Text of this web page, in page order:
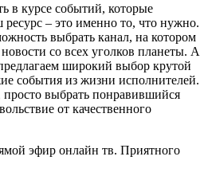
в курсе событий, которые
– это именно то, что нужно.
выбрать канал, на котором
со всех уголков планеты. А
широкий выбор крутой
события из жизни исполнителей.
просто выбрать понравившийся
от качественного
эфир онлайн тв. Приятного